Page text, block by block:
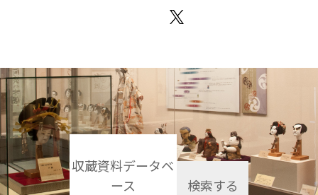
収蔵資料データベ
ース
検索する